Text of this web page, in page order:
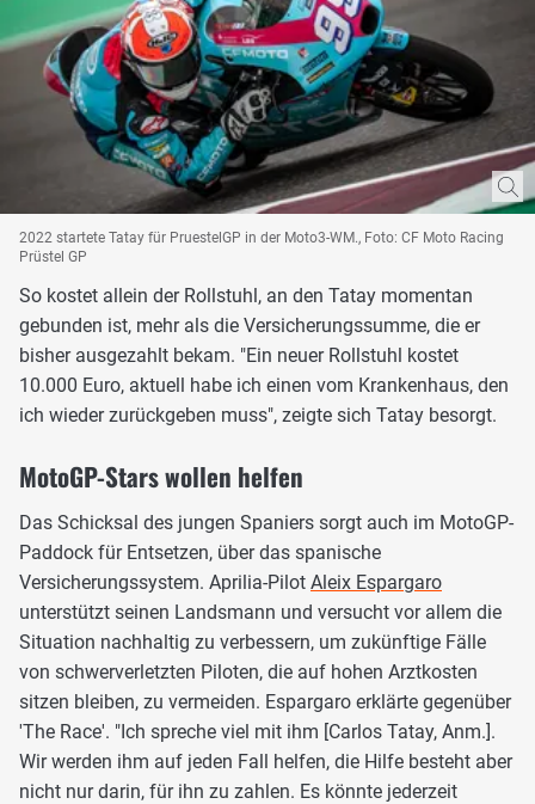
2022 startete Tatay für PruestelGP in der Moto3-WM., Foto: CF Moto Racing
Prüstel GP
So kostet allein der Rollstuhl, an den Tatay momentan
gebunden ist, mehr als die Versicherungssumme, die er
bisher ausgezahlt bekam. "Ein neuer Rollstuhl kostet
10.000 Euro, aktuell habe ich einen vom Krankenhaus, den
ich wieder zurückgeben muss", zeigte sich Tatay besorgt.
MotoGP-Stars wollen helfen
Das Schicksal des jungen Spaniers sorgt auch im MotoGP-
Paddock für Entsetzen, über das spanische
Versicherungssystem. Aprilia-Pilot Aleix Espargaro
unterstützt seinen Landsmann und versucht vor allem die
Situation nachhaltig zu verbessern, um zukünftige Fälle
von schwerverletzten Piloten, die auf hohen Arztkosten
sitzen bleiben, zu vermeiden. Espargaro erklärte gegenüber
'The Race'. "Ich spreche viel mit ihm [Carlos Tatay, Anm.].
Wir werden ihm auf jeden Fall helfen, die Hilfe besteht aber
nicht nur darin, für ihn zu zahlen. Es könnte jederzeit